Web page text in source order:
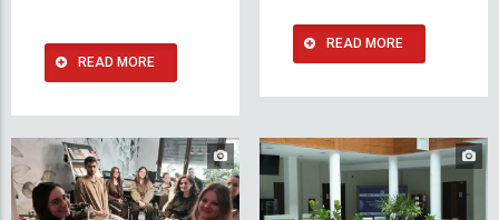
READ MORE
READ MORE